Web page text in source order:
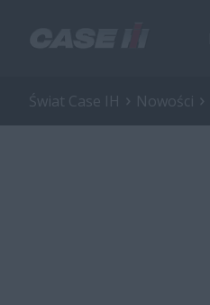
Świat Case IH Nowości